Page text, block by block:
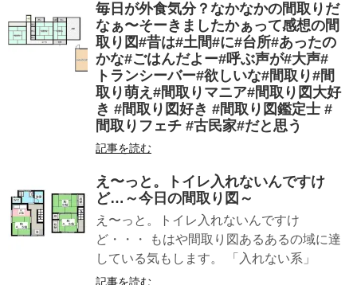
毎日が外食気分？なかなかの間取りだ
なぁ〜そーきましたかぁって感想の間
取り図#昔は#土間#に#台所#あったの
かな#ごはんだよー#呼ぶ声が#大声#
トランシーバー#欲しいな#間取り#間
取り萌え#間取りマニア#間取り図大好
き #間取り図好き #間取り図鑑定士 #
間取りフェチ #古民家#だと思う
記事を読む
え〜っと。トイレ入れないんですけ
ど…～今日の間取り図～
え〜っと。トイレ入れないんですけ
ど・・・ もはや間取り図あるあるの域に達
している気もします。 「入れない系」
記事を読む